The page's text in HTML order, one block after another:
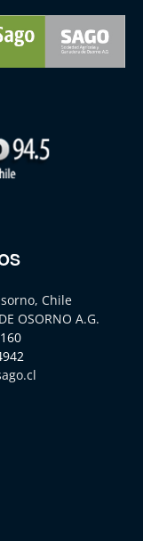
Chile
OSORNO A.G.